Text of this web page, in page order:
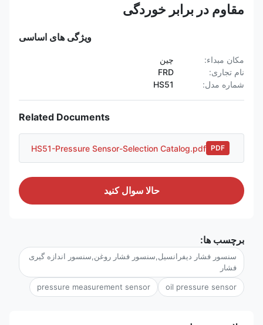
مقاوم در برابر خوردگی
ویژگی های اساسی
مکان مبداء:
نام تجاری:
شماره مدل:
HS51
Related Documents
HS51-Pressure Sensor-Selection Catalog.pdf
حالا سوال کنيد
برچسب ها:
سنسور فشار دیفرانسیل,سنسور فشار روغن,سنسور اندازه گیری
فشار
oil pressure sensor
pressure measurement sensor